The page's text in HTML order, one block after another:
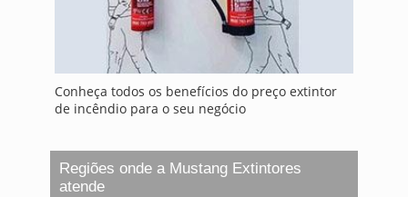
Conheça todos os benefícios do preço extintor
de incêndio para o seu negócio
Regiões onde a Mustang Extintores
atende